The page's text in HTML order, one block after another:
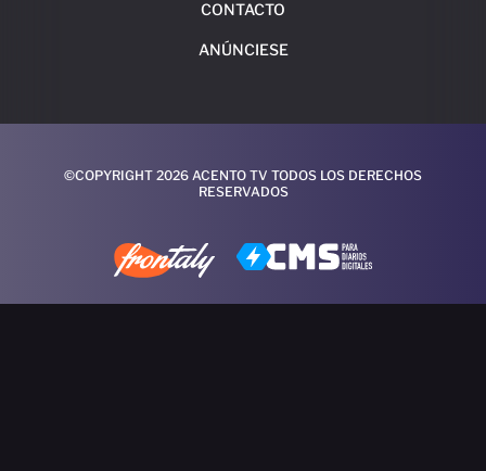
CONTACTO
ANÚNCIESE
©COPYRIGHT 2026 ACENTO TV TODOS LOS DERECHOS
RESERVADOS